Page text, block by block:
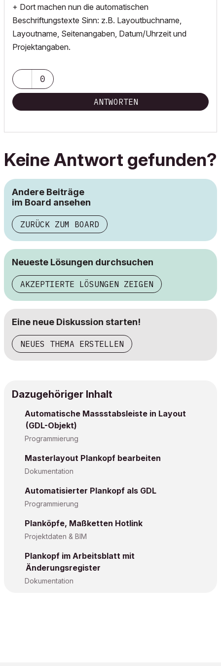
+ Dort machen nun die automatischen
Beschriftungstexte Sinn: z.B. Layoutbuchname,
Layoutname, Seitenangaben, Datum/Uhrzeit und
Projektangaben.
0
ANTWORTEN
Keine Antwort gefunden?
Andere Beiträge
im Board ansehen
ZURÜCK ZUM BOARD
Neueste Lösungen durchsuchen
AKZEPTIERTE LÖSUNGEN ZEIGEN
Eine neue Diskussion starten!
NEUES THEMA ERSTELLEN
Dazugehöriger Inhalt
Automatische Massstabsleiste in Layout
(GDL-Objekt)
Programmierung
Masterlayout Plankopf bearbeiten
Dokumentation
Automatisierter Plankopf als GDL
Programmierung
Planköpfe, Maßketten Hotlink
Projektdaten & BIM
Plankopf im Arbeitsblatt mit
Änderungsregister
Dokumentation